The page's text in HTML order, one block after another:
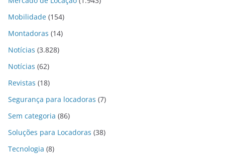
Mobilidade (154)
Montadoras (14)
Notícias (3.828)
Notícias (62)
Revistas (18)
Segurança para locadoras (7)
Sem categoria (86)
Soluções para Locadoras (38)
Tecnologia (8)